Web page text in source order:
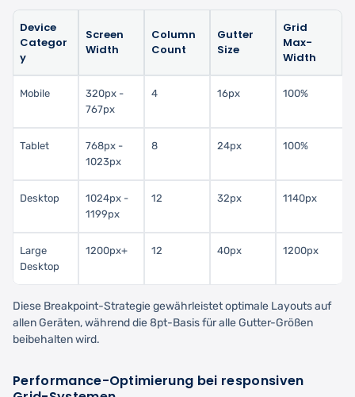
Device
Categor
y
Screen
Width
Column
Count
Gutter
Size
Grid
Max-
Width
Mobile
320px -
767px
4 16px 100%
Tablet
768px -
1023px
8 24px 100%
Desktop
1024px -
1199px
12 32px 1140px
Large
Desktop
1200px+ 12 40px 1200px
Diese Breakpoint-Strategie gewährleistet optimale Layouts auf
allen Geräten, während die 8pt-Basis für alle Gutter-Größen
beibehalten wird.
Performance-Optimierung bei responsiven